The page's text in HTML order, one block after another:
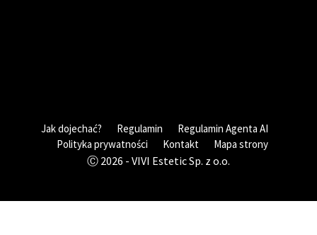
Jak dojechać? Regulamin
Regulamin Agenta AI
Polityka prywatności
Kontakt Mapa strony
Ⓒ 2026 - VIVI Estetic Sp. z o.o.